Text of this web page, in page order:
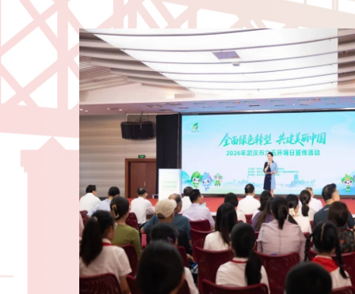
全面绿色转型 共建美丽
成功举行【2026-06-03】
6月2日，由武汉市生态环
型，共建美丽中国”2026年
自政府部门、新闻媒体、
及志愿者们共同参加活动。